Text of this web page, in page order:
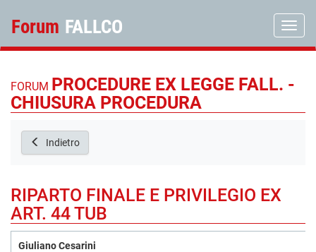
Forum FALLCO
FORUM PROCEDURE EX LEGGE FALL. -
CHIUSURA PROCEDURA
Indietro
RIPARTO FINALE E PRIVILEGIO EX
ART. 44 TUB
Giuliano Cesarini